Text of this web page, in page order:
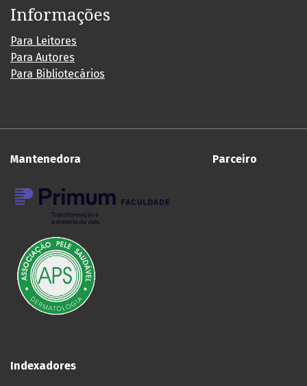
Informações
Para Leitores
Para Autores
Para Bibliotecários
Mantenedora Parceiro
Indexadores